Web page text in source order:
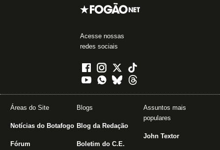
Acesse nossas
redes sociais
Áreas do Site
Notícias do Botafogo
Fórum
Blogs
Blog da Redação
Boletim do C.E.
Assuntos mais
populares
John Textor